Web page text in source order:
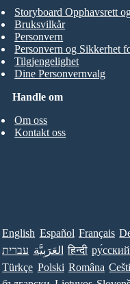
Handle om
Om oss
Kontakt oss
Storyboard Opphavsrett
Bruksvilkår
Personvern
Personvern og Sikkerhet
Tilgjengelighet
Dine Personvernvalg
English Español Français
עברית العَرَبِيَّة हिन्दी
Türkçe Polski Româna